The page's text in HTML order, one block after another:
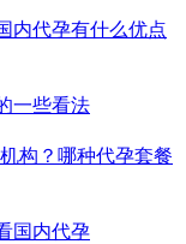
内代孕有什么优点
一些看法
构？哪种代孕套餐
国内代孕